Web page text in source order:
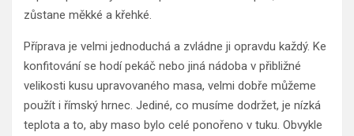
zůstane měkké a křehké.
Příprava je velmi jednoduchá a zvládne ji opravdu každý. Ke
konfitování se hodí pekáč nebo jiná nádoba v přibližné
velikosti kusu upravovaného masa, velmi dobře můžeme
použít i římský hrnec. Jediné, co musíme dodržet, je nízká
teplota a to, aby maso bylo celé ponořeno v tuku. Obvykle